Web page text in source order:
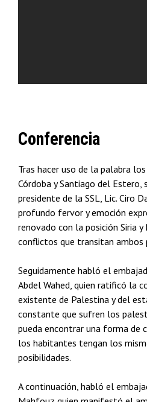
Conferencia
Tras hacer uso de la palabra
Córdoba y Santiago del Estero,
presidente de la SSL, Lic. Ciro
profundo fervor y emoción
renovado con la posición Siria
conflictos que transitan ambos
Seguidamente habló el
Abdel Wahed, quien ratificó la
existente de Palestina y del
constante que sufren los
pueda encontrar una forma de
los habitantes tengan los
posibilidades.
A continuación, habló el